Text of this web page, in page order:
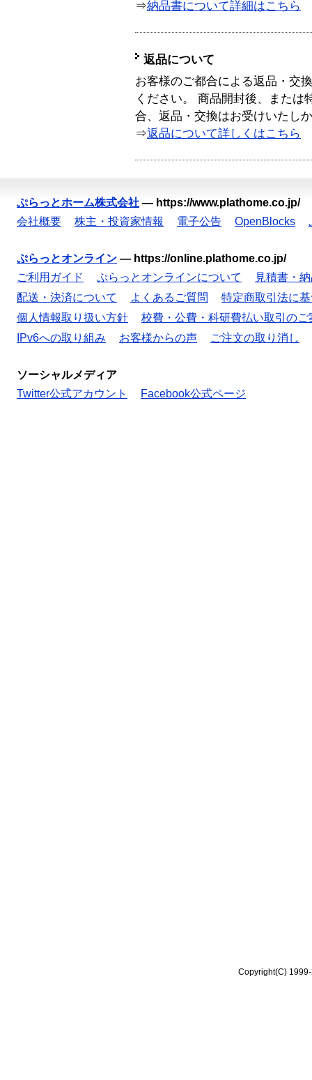
⇒納品書について詳細はこちら
返品について
お客様のご都合による返品・交
ください。 商品開封後、または
合、返品・交換はお受けいたし
⇒返品について詳しくはこちら
ぷらっとホーム株式会社 — https://www.plathome.co.jp/
会社概要
株主・投資家情報 電子公告 OpenBlocks
ぷらっとオンライン — https://online.plathome.co.jp/
ご利用ガイド
ぷらっとオンラインについて
見積書・
配送・決済について
よくあるご質問
特定商取引法に
個人情報取り扱い方針
校費・公費・科研費払い取引のご
IPv6への取り組み
お客様からの声 ご注文の取り消し
ソーシャルメディア
Twitter公式アカウント
Facebook公式ページ
Copyright(C)